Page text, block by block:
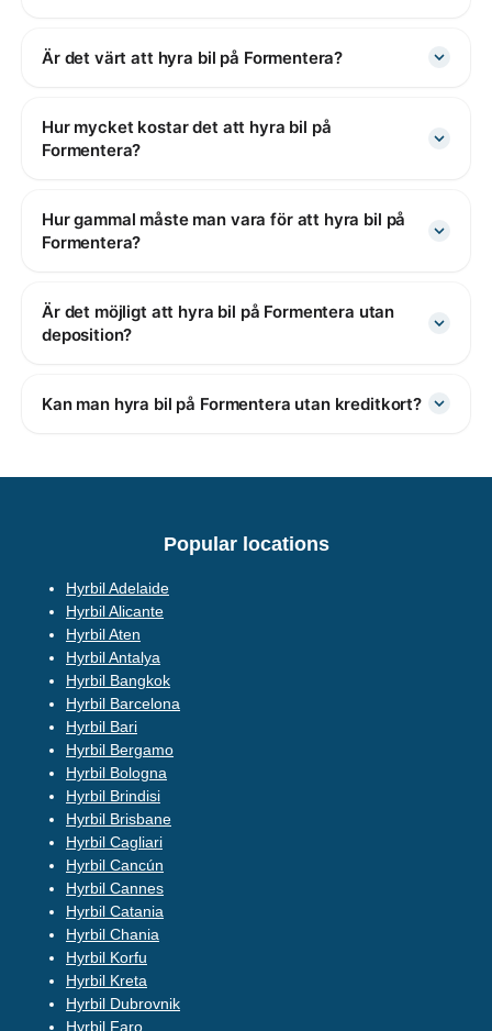
Är det värt att hyra bil på Formentera?
Hur mycket kostar det att hyra bil på
Formentera?
Hur gammal måste man vara för att hyra bil på
Formentera?
Är det möjligt att hyra bil på Formentera utan
deposition?
Kan man hyra bil på Formentera utan kreditkort?
Popular locations
Hyrbil Adelaide
Hyrbil Alicante
Hyrbil Aten
Hyrbil Antalya
Hyrbil Bangkok
Hyrbil Barcelona
Hyrbil Bari
Hyrbil Bergamo
Hyrbil Bologna
Hyrbil Brindisi
Hyrbil Brisbane
Hyrbil Cagliari
Hyrbil Cancún
Hyrbil Cannes
Hyrbil Catania
Hyrbil Chania
Hyrbil Korfu
Hyrbil Kreta
Hyrbil Dubrovnik
Hyrbil Faro